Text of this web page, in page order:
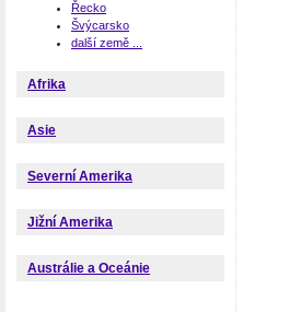
Řecko
Švýcarsko
další země ...
Afrika
Asie
Severní Amerika
Jižní Amerika
Austrálie a Oceánie